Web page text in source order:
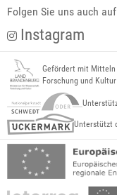
Folgen Sie uns auch
Instagram
Gefördert mit Mitteln
Forschung und
Unterstützt